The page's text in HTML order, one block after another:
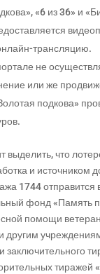
«6 из 36» и
трансляцию.
не
или же
подкова»
выделить, что
и источником
1744 отправится
фонд «Память
помощи
другим
заключительного
тиражей